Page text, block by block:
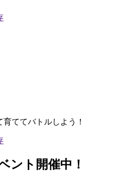
ててバトルしよう！
ント開催中！